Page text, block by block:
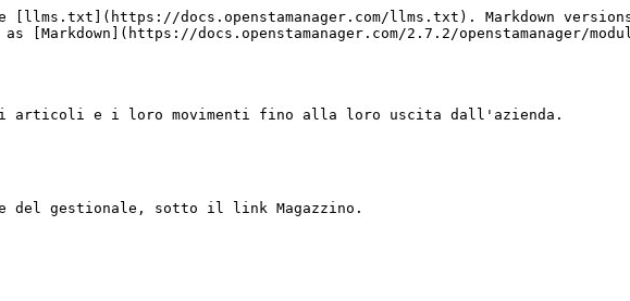
[llms.txt](https://docs.openstamanager.com/llms.txt). Markdown
docs.openstamanager.com/2.7.2/openstamanager/
articoli e i loro movimenti fino alla loro uscita dall'azienda.
del gestionale, sotto il link Magazzino.